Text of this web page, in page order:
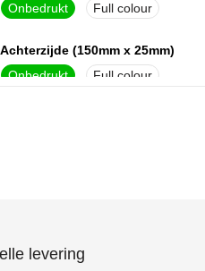
Onbedrukt
Full colour
Achterzijde (150mm x 25mm)
Onbedrukt
Full colour
levering